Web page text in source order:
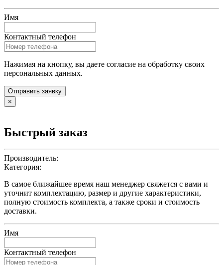
Имя
Контактный телефон
Нажимая на кнопку, вы даете согласие на обработку своих
персональных данных.
Отправить заявку
×
Быстрый заказ
Производитель:
Категория:
В самое ближайшее время наш менеджер свяжется с вами и
уточнит комплектацию, размер и другие характеристики,
полную стоимость комплекта, а также сроки и стоимость
доставки.
Имя
Контактный телефон